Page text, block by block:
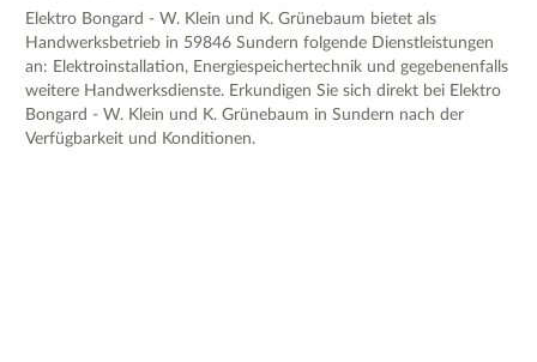
Elektro Bongard - W. Klein und K. Grünebaum bietet als
Handwerksbetrieb in 59846 Sundern folgende Dienstleistungen
an: Elektroinstallation, Energiespeichertechnik und gegebenenfalls
weitere Handwerksdienste. Erkundigen Sie sich direkt bei Elektro
Bongard - W. Klein und K. Grünebaum in Sundern nach der
Verfügbarkeit und Konditionen.